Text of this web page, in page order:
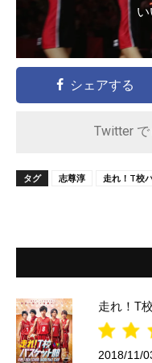
シェアする
Twitter で
タグ 志尊淳 走れ！T校
走れ！T
2018/11/